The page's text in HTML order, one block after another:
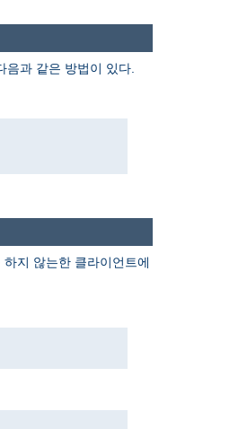
음과 같은 방법이 있다.
지 않는한 클라이언트에